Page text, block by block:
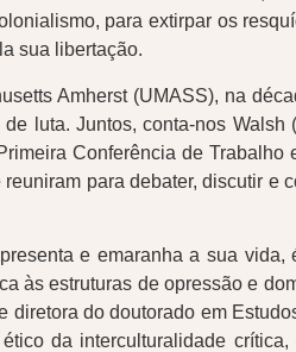
para extirpar os
sua libertação.
Amherst (UMASS), na
luta. Juntos, conta-nos
Conferência de Trabalho
para debater, discutir e
e emaranha a sua vida,
às estruturas de opressão e
diretora do doutorado em
da interculturalidade